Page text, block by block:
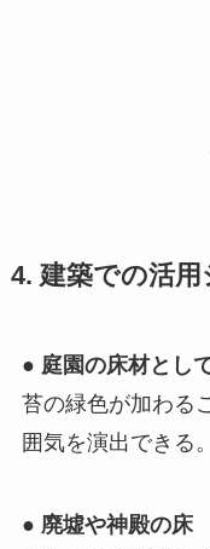
4. 建築での活用
● 庭園の床材とし
苔の緑色が加わる
囲気を演出できる。
● 廃墟や神殿の床